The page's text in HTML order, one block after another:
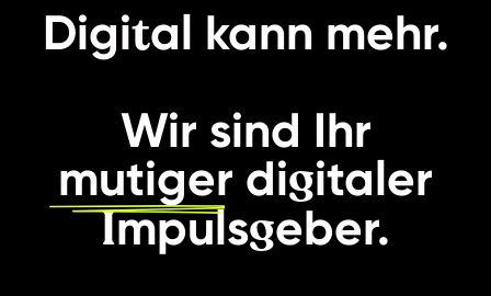
Digital kann mehr.
Wir sind Ihr
mutiger digitaler
Impulsgeber.